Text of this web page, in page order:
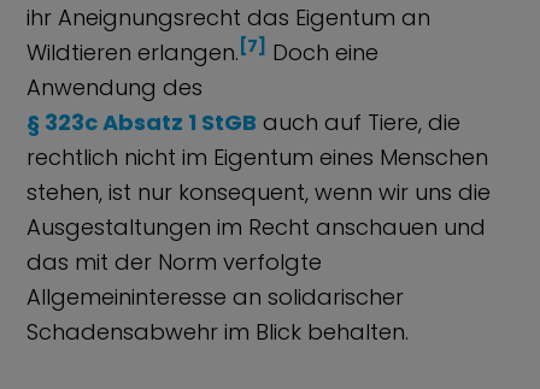
ihr Aneignungsrecht das Eigentum an
Wildtieren erlangen. [7] Doch eine
Anwendung des
§ 323c Absatz 1 StGB auch auf Tiere, die
rechtlich nicht im Eigentum eines Menschen
stehen, ist nur konsequent, wenn wir uns die
Ausgestaltungen im Recht anschauen und
das mit der Norm verfolgte
Allgemeininteresse an solidarischer
Schadensabwehr im Blick behalten.